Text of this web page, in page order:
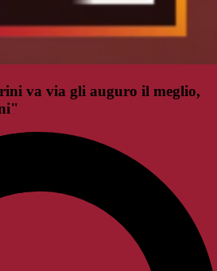
va via gli auguro il meglio,